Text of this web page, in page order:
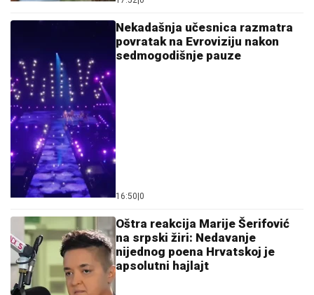
Nekadašnja učesnica razmatra
povratak na Evroviziju nakon
sedmogodišnje pauze
16:50 0
Oštra reakcija Marije Šerifović
na srpski žiri: Nedavanje
nijednog poena Hrvatskoj je
apsolutni hajlajt